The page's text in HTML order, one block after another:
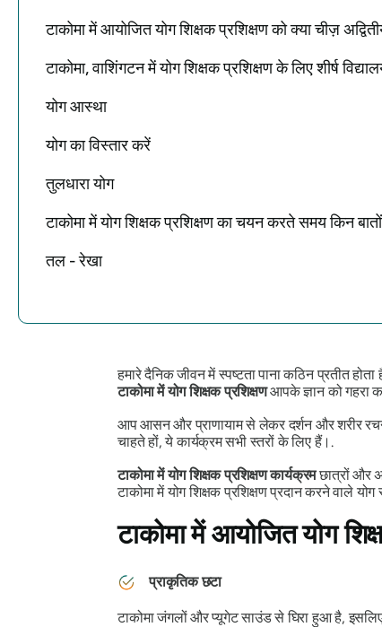
टाकोमा में आयोजित योग शिक्षक प्रशिक्षण को क्या चीज़
टाकोमा, वाशिंगटन में योग शिक्षक प्रशिक्षण के लिए शीर्ष
योग आस्था
योग का विस्तार करें
तुलधारा योग
टाकोमा में योग शिक्षक प्रशिक्षण का चयन करते समय किन
तल - रेखा
हमारे दैनिक जीवन में स्पष्टता पाना कठिन प्रतीत
टाकोमा में योग शिक्षक प्रशिक्षणआपके ज्ञान को गहरा
आप आसन और प्राणायाम से लेकर दर्शन और शरीर
चाहते हों, ये कार्यक्रम सभी स्तरों के लिए हैं।.
टाकोमा में योग शिक्षक प्रशिक्षण कार्यक्रमछात्रों और
टाकोमा में योग शिक्षक प्रशिक्षण प्रदान करने वाले
टाकोमा में आयोजित योग
प्राकृतिक छटा
टाकोमा जंगलों और प्यूगेट साउंड से घिरा हुआ है,